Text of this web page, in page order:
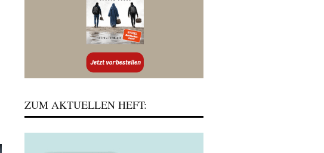
ZUM AKTUELLEN HEFT: